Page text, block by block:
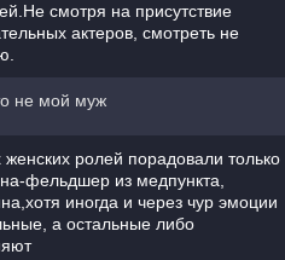
смотря на присутствие
актеров, смотреть не
не мой муж
женских ролей порадовали только
фельдшер из медпункта,
иногда и через чур эмоции
а остальные либо